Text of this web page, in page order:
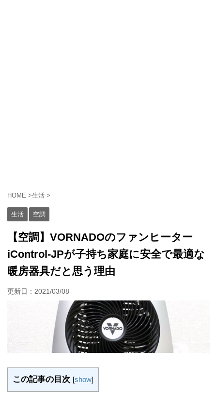
HOME >生活 >
生活 空調
【空調】VORNADOのファンヒーター
iControl-JPが子持ち家庭に安全で最適な
暖房器具だと思う理由
更新日： 2021/03/08
この記事の目次 [show]